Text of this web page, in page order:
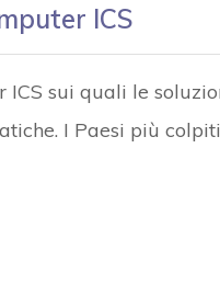
ICS
sui quali le
I Paesi più